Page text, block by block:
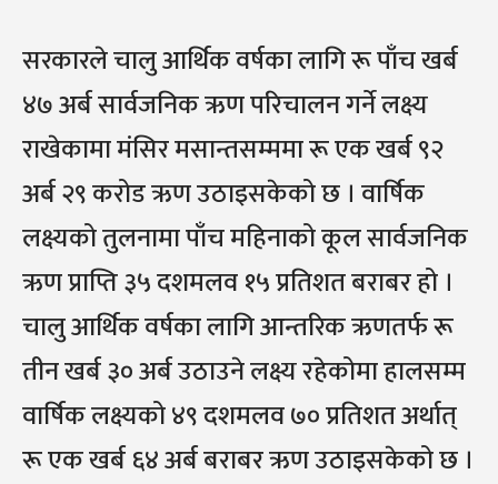
सरकारले चालु आर्थिक वर्षका लागि रू पाँच खर्ब
४७ अर्ब सार्वजनिक ऋण परिचालन गर्ने लक्ष्य
राखेकामा मंसिर मसान्तसम्ममा रू एक खर्ब ९२
अर्ब २९ करोड ऋण उठाइसकेको छ । वार्षिक
लक्ष्यको तुलनामा पाँच महिनाको कूल सार्वजनिक
ऋण प्राप्ति ३५ दशमलव १५ प्रतिशत बराबर हो ।
चालु आर्थिक वर्षका लागि आन्तरिक ऋणतर्फ रू
तीन खर्ब ३० अर्ब उठाउने लक्ष्य रहेकोमा हालसम्म
वार्षिक लक्ष्यको ४९ दशमलव ७० प्रतिशत अर्थात्
रू एक खर्ब ६४ अर्ब बराबर ऋण उठाइसकेको छ ।